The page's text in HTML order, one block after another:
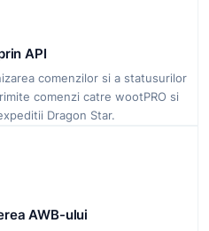
API
comenzilor si a statusurilor
comenzi catre wootPRO si
Dragon Star.
AWB-ului